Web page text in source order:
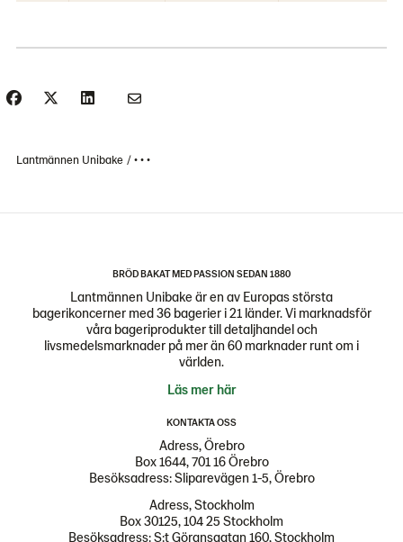
Lantmännen Unibake • • •
BRÖD BAKAT MED PASSION SEDAN 1880
Lantmännen Unibake är en av Europas största
bagerikoncerner med 36 bagerier i 21 länder. Vi marknadsför
våra bageriprodukter till detaljhandel och
livsmedelsmarknader på mer än 60 marknader runt om i
världen.
Läs mer här
KONTAKTA OSS
Adress, Örebro
Box 1644, 701 16 Örebro
Besöksadress: Sliparevägen 1-5, Örebro
Adress, Stockholm
Box 30125, 104 25 Stockholm
Besöksadress: S:t Göransgatan 160, Stockholm